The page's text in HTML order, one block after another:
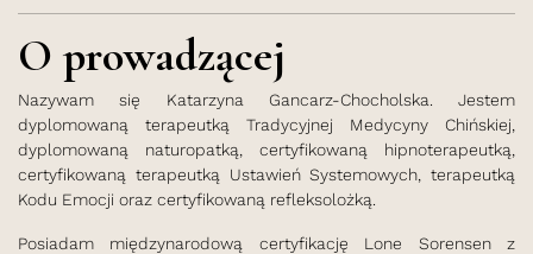
O prowadzącej
Nazywam się Katarzyna Gancarz-Chocholska. Jestem
dyplomowaną terapeutką Tradycyjnej Medycyny Chińskiej,
dyplomowaną naturopatką, certyfikowaną hipnoterapeutką,
certyfikowaną terapeutką Ustawień Systemowych, terapeutką
Kodu Emocji oraz certyfikowaną refleksolożką.
Posiadam międzynarodową certyfikację Lone Sorensen z